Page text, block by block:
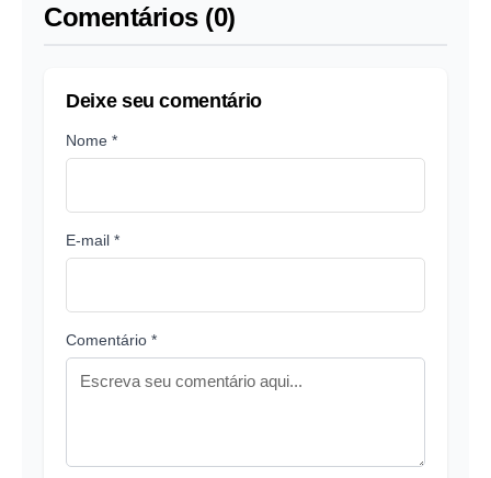
Comentários (0)
Deixe seu comentário
Nome *
E-mail *
Comentário *